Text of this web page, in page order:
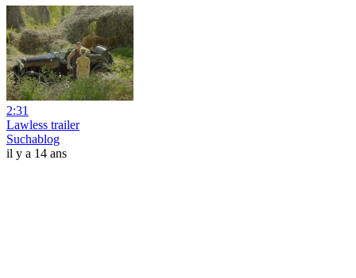
2:31
Lawless trailer
Suchablog
il y a 14 ans